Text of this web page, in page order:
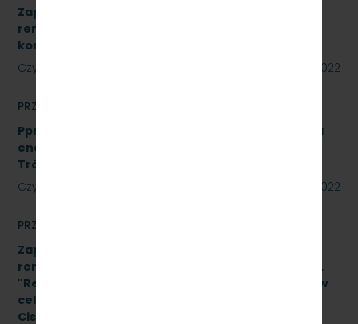
Zapytanie ofertowe na wykonanie prac
remontowych polegających na wykonaniu Sali
konferencyjnej w systemie ALU.
Czytaj dalej
22 czerwca 2022
PRZETARGI
Pprzetarg nieograniczonego na usługi doradztwa
energetycznego dla PKP Szybka Kolej Miejska w
Trójmieście Sp. z o.o. - znak: SKMMU.086.20.22
Czytaj dalej
15 czerwca 2022
PRZETARGI
Zapytanie ofertowe na wykonanie prac
remontowych w oparciu o Projekt Wykonawcy pn.
"Remont pomieszczeń magazynu w budynku A-1 w
celu adaptacji na biuro na terenie SKM Gdynia
Cisowa Postojowa".